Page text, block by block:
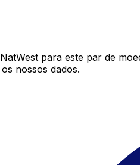
para este par de
nossos dados.